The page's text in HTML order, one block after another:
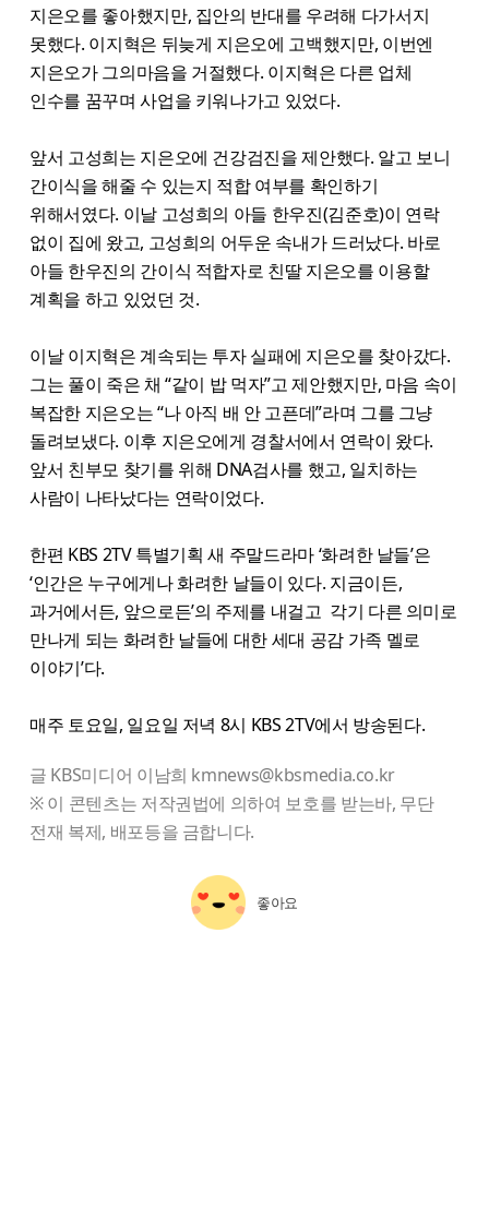
지은오를 좋아했지만, 집안의 반대를 우려해 다가서지
못했다. 이지혁은 뒤늦게 지은오에 고백했지만, 이번엔
지은오가 그의마음을 거절했다. 이지혁은 다른 업체
인수를 꿈꾸며 사업을 키워나가고 있었다.
앞서 고성희는 지은오에 건강검진을 제안했다. 알고 보니
간이식을 해줄 수 있는지 적합 여부를 확인하기
위해서였다. 이날 고성희의 아들 한우진(김준호)이 연락
없이 집에 왔고, 고성희의 어두운 속내가 드러났다. 바로
아들 한우진의 간이식 적합자로 친딸 지은오를 이용할
계획을 하고 있었던 것.
이날 이지혁은 계속되는 투자 실패에 지은오를 찾아갔다.
그는 풀이 죽은 채 “같이 밥 먹자”고 제안했지만, 마음 속이
복잡한 지은오는 “나 아직 배 안 고픈데”라며 그를 그냥
돌려보냈다. 이후 지은오에게 경찰서에서 연락이 왔다.
앞서 친부모 찾기를 위해 DNA검사를 했고, 일치하는
사람이 나타났다는 연락이었다.
한편 KBS 2TV 특별기획 새 주말드라마 ‘화려한 날들’은
‘인간은 누구에게나 화려한 날들이 있다. 지금이든,
과거에서든, 앞으로든’의 주제를 내걸고 각기 다른 의미로
만나게 되는 화려한 날들에 대한 세대 공감 가족 멜로
이야기’다.
매주 토요일, 일요일 저녁 8시 KBS 2TV에서 방송된다.
글 KBS미디어 이남희 kmnews@kbsmedia.co.kr
※ 이 콘텐츠는 저작권법에 의하여 보호를 받는바, 무단
전재 복제, 배포등을 금합니다.
좋아요